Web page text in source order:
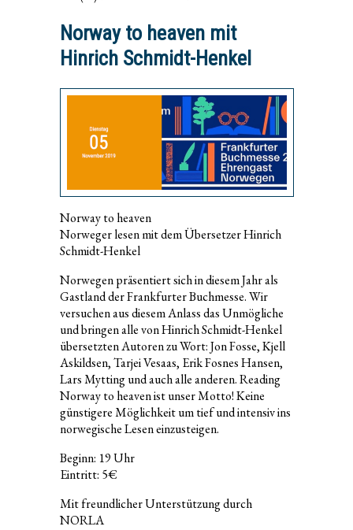
Norway to heaven mit
Hinrich Schmidt-Henkel
Norway to heaven
Norweger lesen mit dem Übersetzer Hinrich
Schmidt-Henkel
Norwegen präsentiert sich in diesem Jahr als
Gastland der Frankfurter Buchmesse. Wir
versuchen aus diesem Anlass das Unmögliche
und bringen alle von Hinrich Schmidt-Henkel
übersetzten Autoren zu Wort: Jon Fosse, Kjell
Askildsen, Tarjei Vesaas, Erik Fosnes Hansen,
Lars Mytting und auch alle anderen. Reading
Norway to heaven ist unser Motto! Keine
günstigere Möglichkeit um tief und intensiv ins
norwegische Lesen einzusteigen.
Beginn: 19 Uhr
Eintritt: 5€
Mit freundlicher Unterstützung durch
NORLA